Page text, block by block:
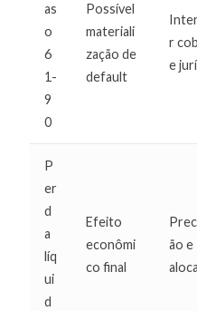
as
o
6
1-
9
0
Possível
materiali
zação de
default
r
e
P
er
d
a
líq
ui
d
Efeito
econômi
co final
ão e